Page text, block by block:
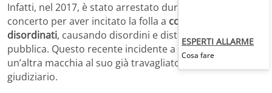
Infatti, nel 2017, è stato arrestato durante un suo
concerto per aver incitato la folla a comportamenti
disordinati, causando disordini e disturbando la quiete
pubblica. Questo recente incidente a Miami aggiunge
un’altra macchia al suo già travagliato passato
giudiziario.
ESPERTI ALLARME
Cosa fare